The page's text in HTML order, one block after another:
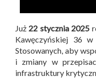
Już 22 stycznia 2025
Kawęczyńskiej 36
Stosowanych, aby
i zmiany w
infrastruktury